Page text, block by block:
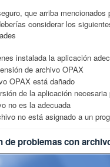
que arriba mencionados
considerar los
instalada la aplicación
de archivo OPAX
OPAX está dañado
de la aplicación necesaria
no es la adecuada
no está asignado a un
de problemas con